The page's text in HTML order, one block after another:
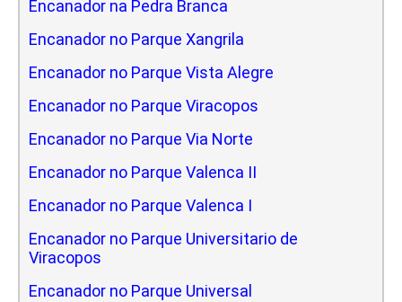
Encanador na Pedra Branca
Encanador no Parque Xangrila
Encanador no Parque Vista Alegre
Encanador no Parque Viracopos
Encanador no Parque Via Norte
Encanador no Parque Valenca II
Encanador no Parque Valenca I
Encanador no Parque Universitario de
Viracopos
Encanador no Parque Universal